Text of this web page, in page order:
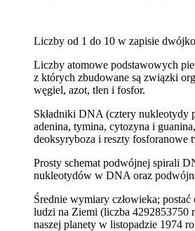
Liczby od 1 do 10 w zapisie
Liczby atomowe podstawowych
z których zbudowane są związki
węgiel, azot, tlen i fosfor.
Składniki DNA (cztery nukleotydy
adenina, tymina, cytozyna i
deoksyryboza i reszty fosforanowe
Prosty schemat podwójnej spirali
nukleotydów w DNA oraz
Średnie wymiary człowieka; postać
ludzi na Ziemi (liczba 4292853750
naszej planety w listopadzie 1974